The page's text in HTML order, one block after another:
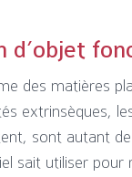
d’objet
des matières
extrinsèques,
sont autant
sait utiliser pour